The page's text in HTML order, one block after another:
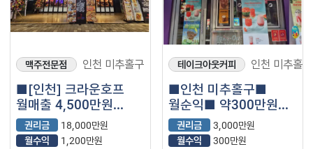
맥주전문점 인천 미추홀구
■[인천] 크라운호프
월매출 4,500만원
고매출 양도양수 매물
(프랜차이즈/맥주/주점)
권리금
18,000만원
월수익
1,200만원
테이크아웃커피 인천 미추홀구
■인천 미추홀구■
월순익■ 약300만원■
더벤티커피
매장나왔습니다.
권리금
3,000만원
월수익
300만원